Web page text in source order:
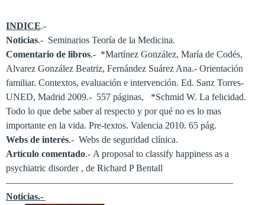
INDICE.-
Noticias.- Seminarios Teoría de la Medicina.
Comentario de libros.- *Martínez González, María de Codés,
Alvarez González Beatriz, Fernández Suárez Ana.- Orientación
familiar. Contextos, evaluación e intervención. Ed. Sanz Torres-
UNED, Madrid 2009.- 557 páginas, *Schmid W. La felicidad.
Todo lo que debe saber al respecto y por qué no es lo mas
importante en la vida. Pre-textos. Valencia 2010. 65 pág.
Webs de interés.- Webs de seguridad clínica.
Artículo comentado.- A proposal to classify happiness as a
psychiatric disorder , de Richard P Bentall
————————————————————————
Noticias.-